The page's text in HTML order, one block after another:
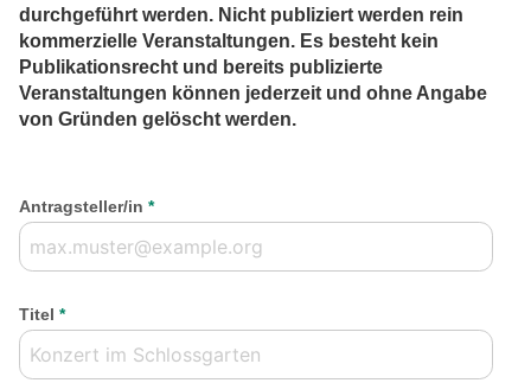
durchgeführt werden. Nicht publiziert werden rein
kommerzielle Veranstaltungen. Es besteht kein
Publikationsrecht und bereits publizierte
Veranstaltungen können jederzeit und ohne Angabe
von Gründen gelöscht werden.
Antragsteller/in *
Titel *